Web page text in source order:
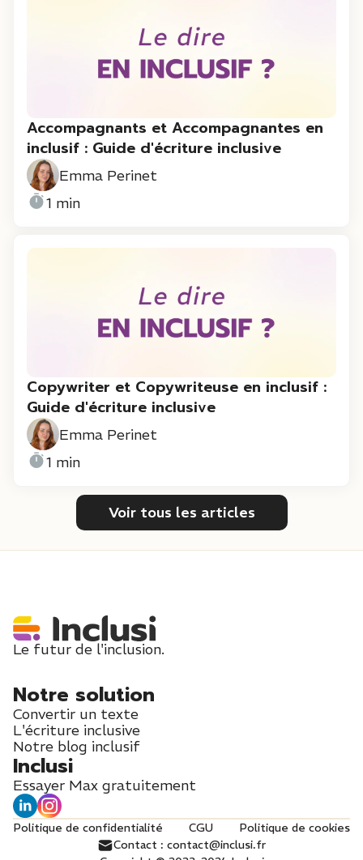
Accompagnants et Accompagnantes en
inclusif : Guide d'écriture inclusive
Emma Perinet
1 min
Copywriter et Copywriteuse en inclusif :
Guide d'écriture inclusive
Emma Perinet
1 min
Voir tous les articles
Le futur de l'inclusion.
Notre solution
Convertir un texte
L'écriture inclusive
Notre blog inclusif
Inclusi
Essayer Max gratuitement
Politique de confidentialité CGU
Politique de cookies
Contact : contact@inclusi.fr